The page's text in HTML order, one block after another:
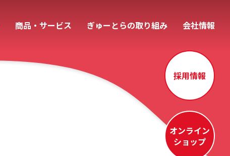
商品・サービス ぎゅーとらの取り組み 会社情報
採用情報
オンライン
ショップ